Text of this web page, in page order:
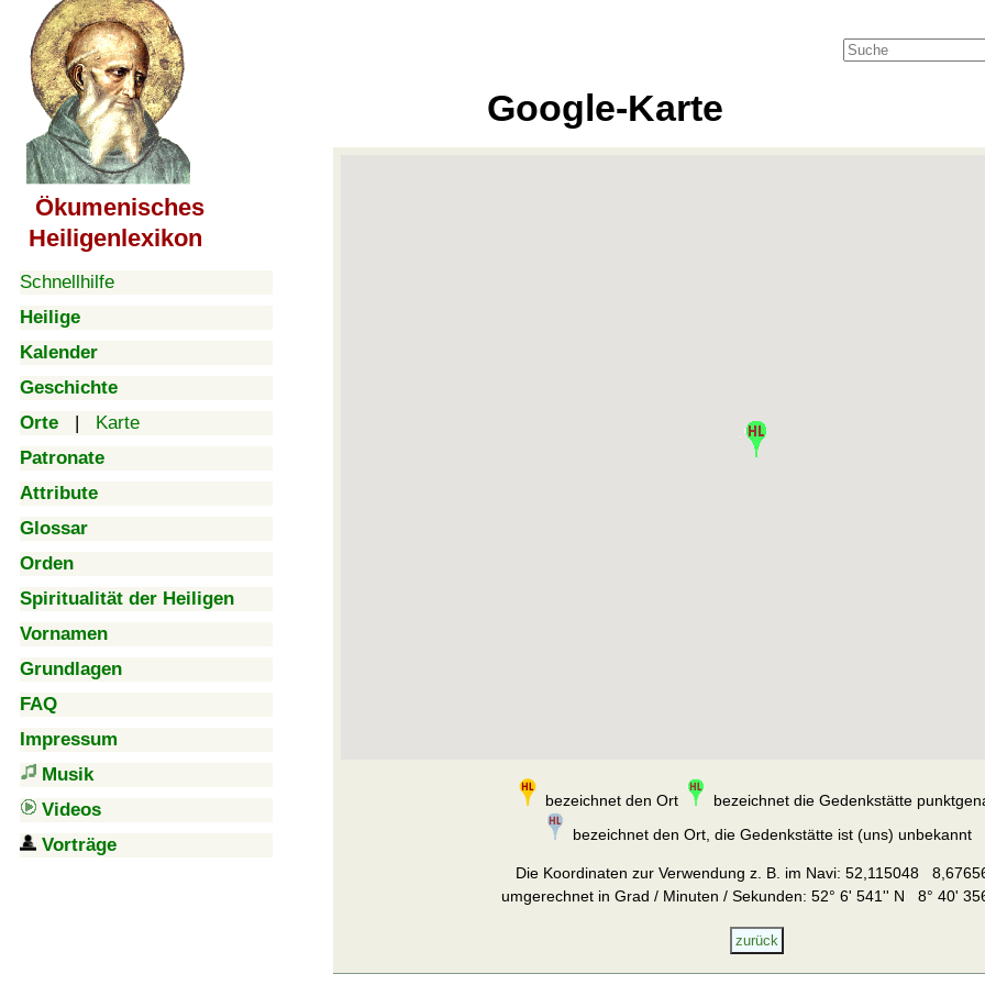
Ökumenisches
Heiligenlexikon
Schnellhilfe
Heilige
Kalender
Geschichte
Orte | Karte
Patronate
Attribute
Glossar
Orden
Spiritualität der Heiligen
Vornamen
Grundlagen
FAQ
Impressum
Musik
Videos
Vorträge
Google-Karte
bezeichnet den Ort
bezeichnet die Gedenkstätte
bezeichnet den Ort, die Gedenkstätte ist (uns) unbekannt
Die Koordinaten zur Verwendung z. B. im Navi: 52,115048
umgerechnet in Grad / Minuten / Sekunden: 52° 6' 541'' N 8° 40'